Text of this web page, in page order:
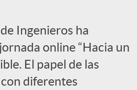
Ingenieros ha
online “Hacia un
El papel de las
diferentes